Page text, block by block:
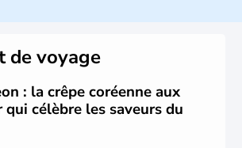
le bouddhisme en sont les deux
Ce pays partage sa culture avec la
Jeux Olympiques s’y sont déroulés en
la Coupe du Monde de football en
avec le Japon.
de voyage
: la crêpe coréenne aux
célèbre les saveurs du